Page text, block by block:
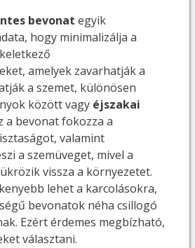
bevonat egyik
hogy minimalizálja a
amelyek zavarhatják a
a szemet, különösen
között vagy éjszakai
a bevonat fokozza a
valamint
a szemüveget, mivel a
vissza a környezetet.
lehet a karcolásokra,
bevonatok néha csillogó
Ezért érdemes megbízható,
választani.